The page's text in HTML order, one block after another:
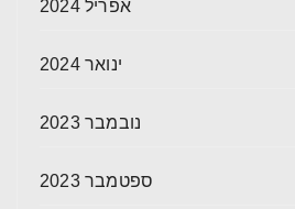
אפריל 2024
ינואר 2024
נובמבר 2023
ספטמבר 2023